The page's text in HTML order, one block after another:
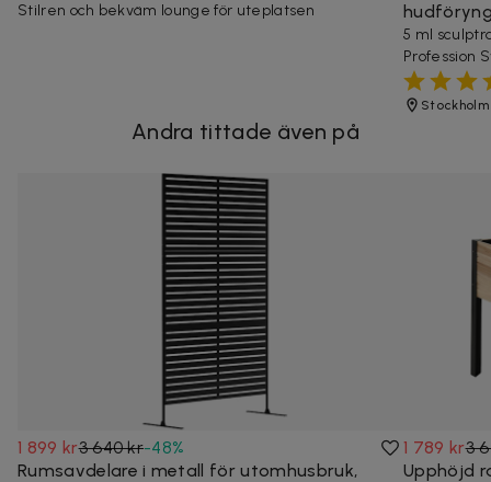
Stilren och bekväm lounge för uteplatsen
5 ml
Profession
Stockholm
Andra tittade även på
1 899 kr3 640 kr-48%
Rumsavdelare i metall för utomhusbruk,
1 789 kr3
Upphöjd